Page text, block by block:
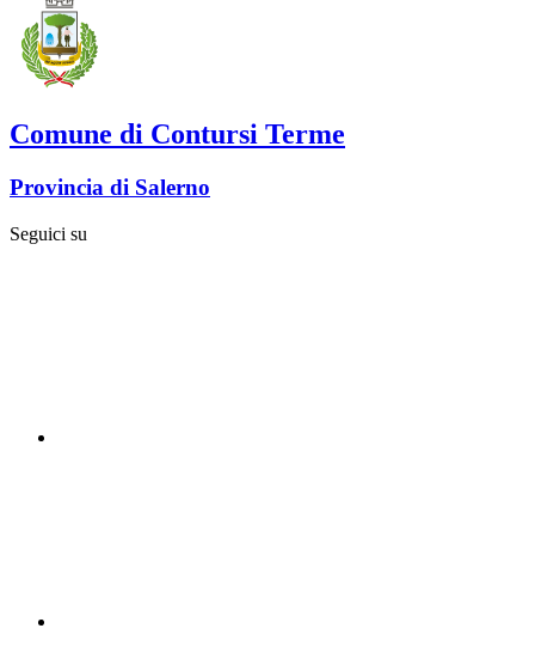
Comune di Contursi Terme
Provincia di Salerno
Seguici su